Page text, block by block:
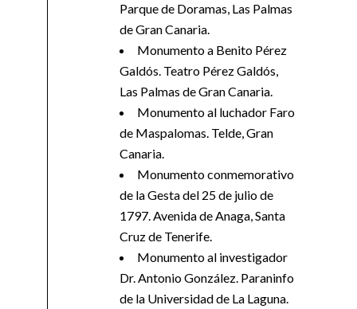
Parque de Doramas, Las Palmas
de Gran Canaria.
Monumento a Benito Pérez
Galdós. Teatro Pérez Galdós,
Las Palmas de Gran Canaria.
Monumento al luchador Faro
de Maspalomas. Telde, Gran
Canaria.
Monumento conmemorativo
de la Gesta del 25 de julio de
1797. Avenida de Anaga, Santa
Cruz de Tenerife.
Monumento al investigador
Dr. Antonio González. Paraninfo
de la Universidad de La Laguna.